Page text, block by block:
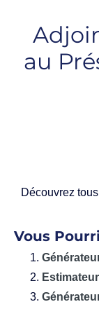
au
Découvrez
Vous